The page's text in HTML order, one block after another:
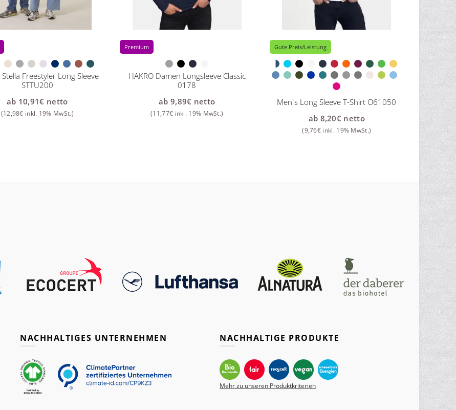
Stella Freestyler Long Sleeve
STTU200
ab 10,91€ netto
(12,98€ inkl. 19% MwSt.)
Premium
HAKRO Damen Longsleeve Classic
0178
ab9,89€ netto
(11,77€ inkl. 19% MwSt.)
Gute Preis/Leistung
Men`s Long Sleeve T-Shirt O61050
ab 8,20€ netto
(9,76€ inkl. 19% MwSt.)
NACHHALTIGES UNTERNEHMEN NACHHALTIGE PRODUKTE
Mehr zu unseren Produktkriterien